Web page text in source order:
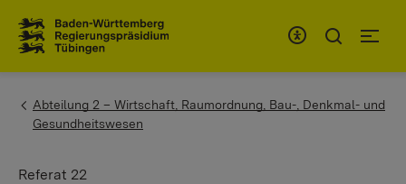
You are here:
Abteilung 2 – Wirtschaft, Raumordnung, Bau-, Denkmal- und
Gesundheitswesen
Referat 22